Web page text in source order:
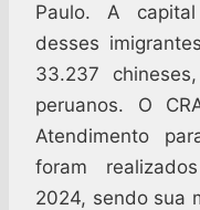
Paulo. A
desses
33.237
peruanos. O
Atendimento
foram
2024, sendo sua